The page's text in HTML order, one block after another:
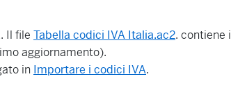
Il file Tabella codici IVA Italia.ac2. contiene i
aggiornamento).
in Importare i codici IVA.